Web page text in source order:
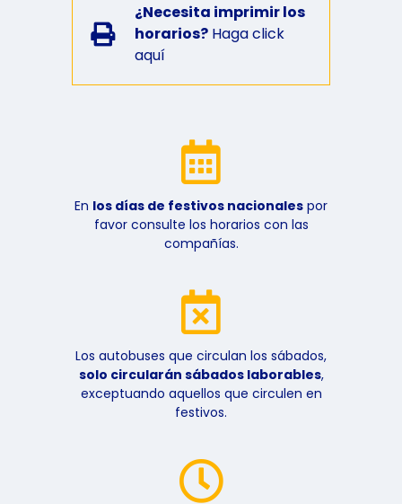
¿Necesita imprimir los
horarios?Haga click
aquí
En los días de festivos nacionales por
favor consulte los horarios con las
compañías.
Los autobuses que circulan los sábados,
solo circularán sábados laborables,
exceptuando aquellos que circulen en
festivos.